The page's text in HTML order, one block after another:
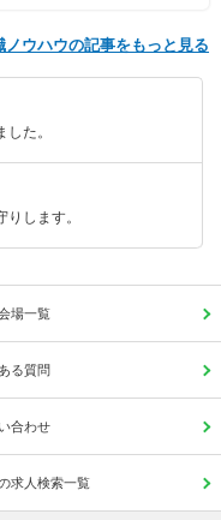
ノウハウの記事をもっと見る
た。
します。
場一覧
る質問
合わせ
求人検索一覧